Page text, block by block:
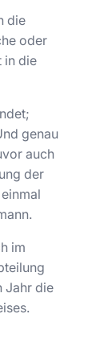
die
oder
in die
genau
auch
der
im
Jahr die